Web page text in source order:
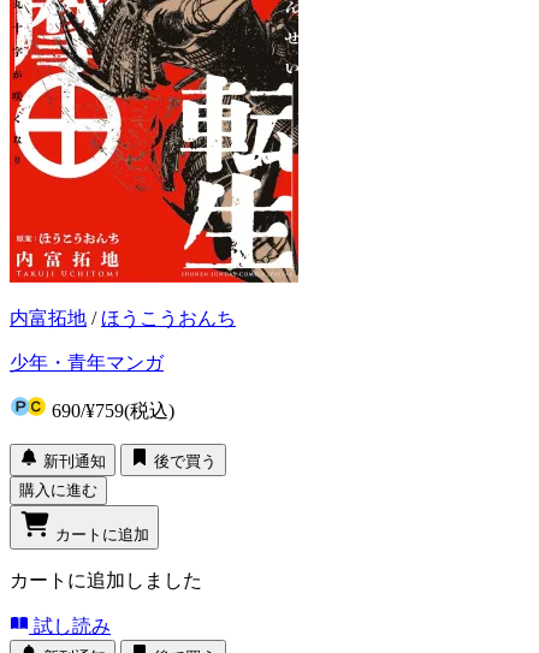
内富拓地 / ほうこうおんち
少年・青年マンガ
690/¥759(税込)
新刊通知
後で買う
購入に進む
カートに追加
カートに追加しました
試し読み